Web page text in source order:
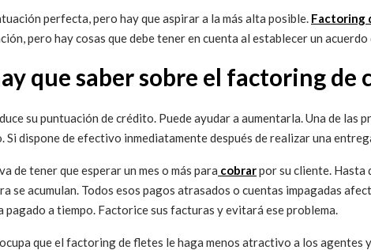
perfecta, pero hay que aspirar a la más alta posible. Factoring
pero hay cosas que debe tener en cuenta al establecer un
que saber sobre el factoring
su puntuación de crédito. Puede ayudar a aumentarla. Una de las
Si dispone de efectivo inmediatamente después de realizar una
de tener que esperar un mes o más para cobrarpor su cliente. Hasta
se acumulan. Todos esos pagos atrasados o cuentas impagadas
pagado a tiempo. Factorice sus facturas y evitará ese problema.
que el factoring de fletes le haga menos atractivo a los